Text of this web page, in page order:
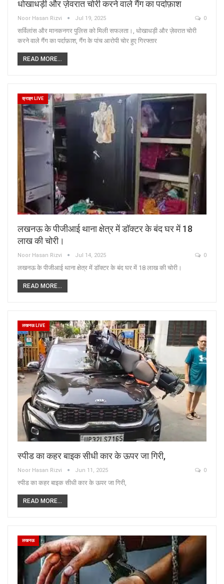
धोखाधड़ी और ज़ेवरात चोरी करने वाले गैंग का पर्दाफ़ाश
Noor Hasan Rizvi Jul 19, 2025 0
सर्विलांस और मानकनगर पुलिस को मिली सफलता।, धोखाधड़ी और ज़ेवरात चोरी
करने वाले गैंग का पर्दाफ़ाश, गैंग के पांच आरोपी चोर हुए गिरफ्तार
READ MORE...
क्राइम LIVE
लखनऊ के पीजीआई थाना क्षेत्र में डॉक्टर के बंद घर में 18
लाख की चोरी।
Noor Hasan Rizvi Jul 14, 2025 0
लखनऊ के पीजीआई थाना क्षेत्र में डॉक्टर के बंद घर में 18 लाख की चोरी।
READ MORE...
लखनऊ LIVE
स्पीड का कहर बाइक सीधी कार के ऊपर जा गिरी,
Noor Hasan Rizvi Jun 11, 2025 0
स्पीड का कहर बाइक सीधी कार के ऊपर जा गिरी,
READ MORE...
लखनऊ